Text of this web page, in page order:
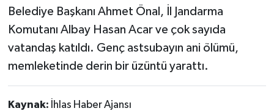
Belediye Başkanı Ahmet Önal, İl Jandarma
Komutanı Albay Hasan Acar ve çok sayıda
vatandaş katıldı. Genç astsubayın ani ölümü,
memleketinde derin bir üzüntü yarattı.
Kaynak: İhlas Haber Ajansı